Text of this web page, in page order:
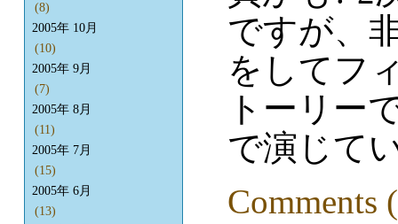
ですが、
をしてフ
トーリー
で演じて
Comments
(8)
2005年 10月
(10)
2005年 9月
(7)
2005年 8月
(11)
2005年 7月
(15)
2005年 6月
(13)